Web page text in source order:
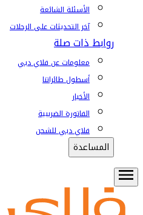
الأسئلة الشائعة
آخر التحديثات على الرحلات
روابط ذات صلة
معلومات عن فلاي دبي
أسطول طائراتنا
الأخبار
الفاتورة الضريبية
فلاي دبي للشحن
المساعدة